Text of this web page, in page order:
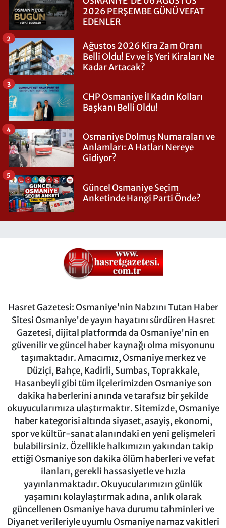
2026 PERŞEMBE GÜNÜ VEFAT
EDENLER
Ağustos 2026 Kira Zam Oranı
Belli Oldu! Ev ve İş Yeri Kiraları Ne
Kadar Artacak?
2
CHP Osmaniye İl Kadın Kolları
Başkanı Belli Oldu!
3
Osmaniye Dolmuş Numaraları ve
Anlamları: A Hatları Nereye
Gidiyor?
4
Güncel Osmaniye Seçim
Anketinde Hangi Parti Önde?
5
Hasret Gazetesi: Osmaniye'nin Nabzını Tutan Haber
Sitesi Osmaniye'de yayın hayatını sürdüren Hasret
Gazetesi, dijital platformda da Osmaniye'nin en
güvenilir ve güncel haber kaynağı olma misyonunu
taşımaktadır. Amacımız, Osmaniye merkez ve
Düziçi, Bahçe, Kadirli, Sumbas, Toprakkale,
Hasanbeyli gibi tüm ilçelerimizden Osmaniye son
dakika haberlerini anında ve tarafsız bir şekilde
okuyucularımıza ulaştırmaktır. Sitemizde, Osmaniye
haber kategorisi altında siyaset, asayiş, ekonomi,
spor ve kültür-sanat alanındaki en yeni gelişmeleri
bulabilirsiniz. Özellikle halkımızın yakından takip
ettiği Osmaniye son dakika ölüm haberleri ve vefat
ilanları, gerekli hassasiyetle ve hızla
yayınlanmaktadır. Okuyucularımızın günlük
yaşamını kolaylaştırmak adına, anlık olarak
güncellenen Osmaniye hava durumu tahminleri ve
Diyanet verileriyle uyumlu Osmaniye namaz vakitleri